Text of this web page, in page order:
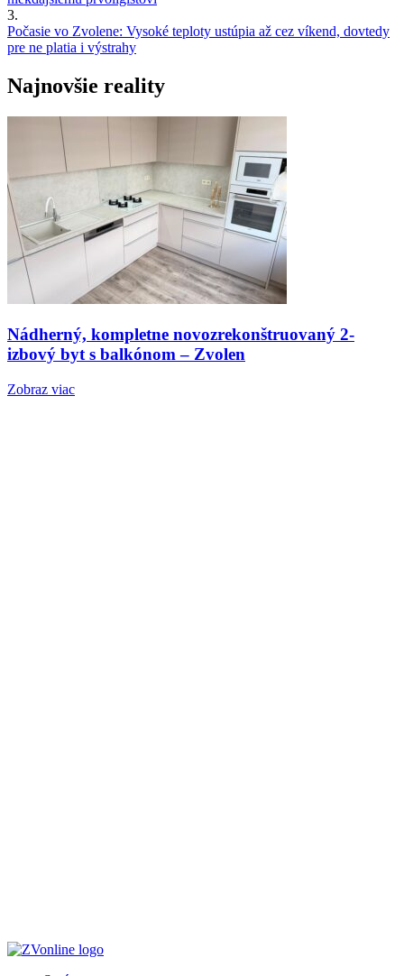
3.
Počasie vo Zvolene: Vysoké teploty ustúpia až cez víkend, dovtedy
pre ne platia i výstrahy
Najnovšie reality
Nádherný, kompletne novozrekonštruovaný 2-
izbový byt s balkónom – Zvolen
Zobraz viac